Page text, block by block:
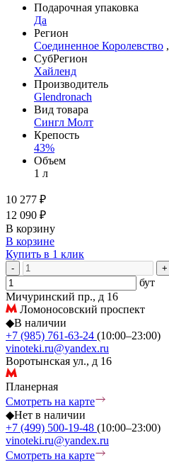
Подарочная упаковка
Да
Регион
Соединенное Королевство ,
СубРегион
Хайленд
Производитель
Glendronach
Вид товара
Сингл Молт
Крепость
43%
Объем
1 л
10 277 ₽
12 090 ₽
В корзину
В корзине
Купить в 1 клик
- +
бут
Мичуринский пр., д 16
Ломоносовский проспект
◆В наличии
+7 (985) 761-63-24 (10:00–23:00)
vinoteki.ru@yandex.ru
Воротынская ул., д 16
Планерная
Смотреть на карте
◆Нет в наличии
+7 (499) 500-19-48 (10:00–23:00)
vinoteki.ru@yandex.ru
Смотреть на карте